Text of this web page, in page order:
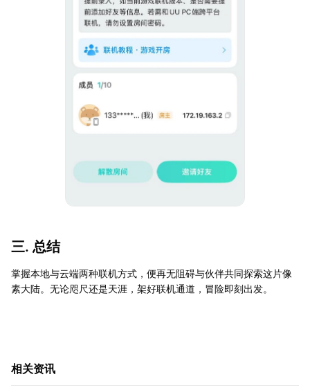
三. 总结
掌握本地与云端两种联机方式，便再无阻碍与伙伴共同探索这片像
素大陆。无论咫尺还是天涯，架好联机通道，冒险即刻出发。
相关资讯